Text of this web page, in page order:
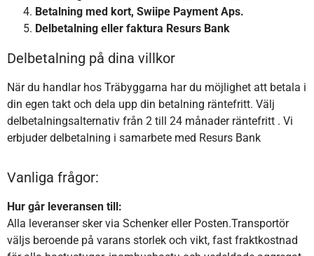
Betalning med kort, Swiipe Payment Aps.
Delbetalning eller faktura Resurs Bank
Delbetalning på dina villkor
När du handlar hos Träbyggarna har du möjlighet att betala i
din egen takt och dela upp din betalning räntefritt. Välj
delbetalningsalternativ från 2 till 24 månader räntefritt . Vi
erbjuder delbetalning i samarbete med Resurs Bank
Vanliga frågor:
Hur går leveransen till:
Alla leveranser sker via Schenker eller Posten.Transportör
väljs beroende på varans storlek och vikt, fast fraktkostnad